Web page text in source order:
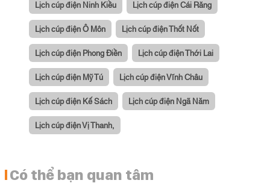
Lịch cúp điện Ninh Kiều Lịch cúp điện Cái Răng
Lịch cúp điện Ô Môn Lịch cúp điện Thốt Nốt
Lịch cúp điện Phong Điền Lịch cúp điện Thới Lai
Lịch cúp điện Mỹ Tú Lịch cúp điện Vĩnh Châu
Lịch cúp điện Kế Sách Lịch cúp điện Ngã Năm
Lịch cúp điện Vị Thanh,
Có thể bạn quan tâm